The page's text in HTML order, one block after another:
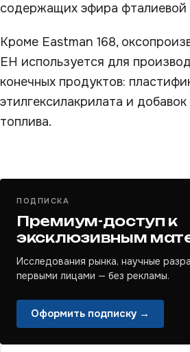
содержащих эфира фталиевой
Кроме Eastman 168,
EH используется для
конечных продуктов:
этилгексилакрилата и
топлива.
ПОДПИСКА
Премиум-доступ к
эксклюзивным
Исследования рынка, научные
первыми лицами — без рекламы.
Оформить подписку →